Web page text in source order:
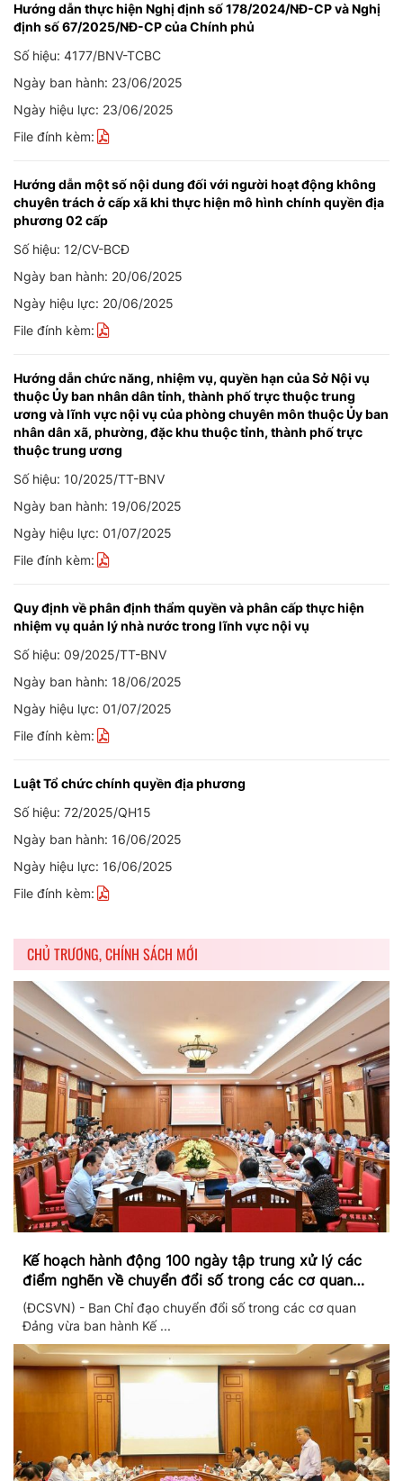
Hướng dẫn thực hiện Nghị định số 178/2024/NĐ-CP và Nghị
định số 67/2025/NĐ-CP của Chính phủ
Số hiệu: 4177/BNV-TCBC
Ngày ban hành: 23/06/2025
Ngày hiệu lực: 23/06/2025
File đính kèm:
Hướng dẫn một số nội dung đối với người hoạt động không
chuyên trách ở cấp xã khi thực hiện mô hình chính quyền địa
phương 02 cấp
Số hiệu: 12/CV-BCĐ
Ngày ban hành: 20/06/2025
Ngày hiệu lực: 20/06/2025
File đính kèm:
Hướng dẫn chức năng, nhiệm vụ, quyền hạn của Sở Nội vụ
thuộc Ủy ban nhân dân tỉnh, thành phố trực thuộc trung
ương và lĩnh vực nội vụ của phòng chuyên môn thuộc Ủy ban
nhân dân xã, phường, đặc khu thuộc tỉnh, thành phố trực
thuộc trung ương
Số hiệu: 10/2025/TT-BNV
Ngày ban hành: 19/06/2025
Ngày hiệu lực: 01/07/2025
File đính kèm:
Quy định về phân định thẩm quyền và phân cấp thực hiện
nhiệm vụ quản lý nhà nước trong lĩnh vực nội vụ
Số hiệu: 09/2025/TT-BNV
Ngày ban hành: 18/06/2025
Ngày hiệu lực: 01/07/2025
File đính kèm:
Luật Tổ chức chính quyền địa phương
Số hiệu: 72/2025/QH15
Ngày ban hành: 16/06/2025
Ngày hiệu lực: 16/06/2025
File đính kèm:
CHỦ TRƯƠNG, CHÍNH SÁCH MỚI
Kế hoạch hành động 100 ngày tập trung xử lý các
điểm nghẽn về chuyển đổi số trong các cơ quan
Đảng
(ĐCSVN) - Ban Chỉ đạo chuyển đổi số trong các cơ quan
Đảng vừa ban hành Kế ...